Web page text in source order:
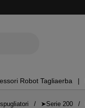
Robot Tagliaerba
➤Serie 200